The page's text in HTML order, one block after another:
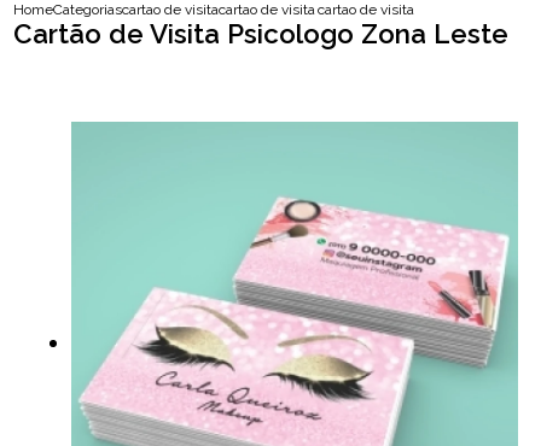
HomeCategoriascartao de visitacartao de visita fisioterapiacartao de visita psicologo
Cartão de Visita Psicologo Zona Leste